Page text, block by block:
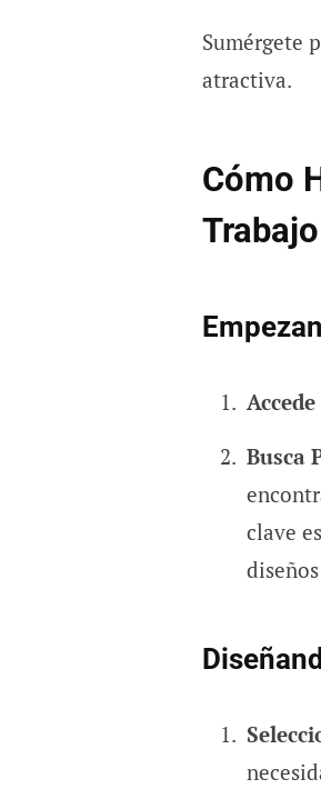
Sumérgete
atractiva.
Cómo
Busca
clave